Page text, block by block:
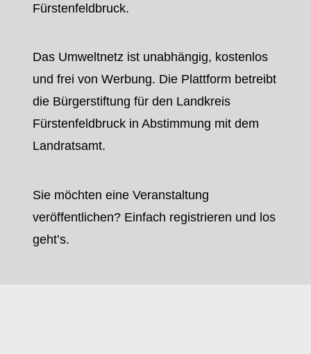
Fürstenfeldbruck.
Das Umweltnetz ist unabhängig, kostenlos
und frei von Werbung. Die Plattform betreibt
die Bürgerstiftung für den Landkreis
Fürstenfeldbruck in Abstimmung mit dem
Landratsamt.
Sie möchten eine Veranstaltung
veröffentlichen? Einfach registrieren und los
geht’s.